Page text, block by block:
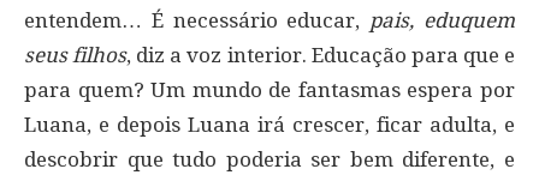
entendem… É necessário educar, pais, eduquem
seus filhos, diz a voz interior. Educação para que e
para quem? Um mundo de fantasmas espera por
Luana, e depois Luana irá crescer, ficar adulta, e
descobrir que tudo poderia ser bem diferente, e